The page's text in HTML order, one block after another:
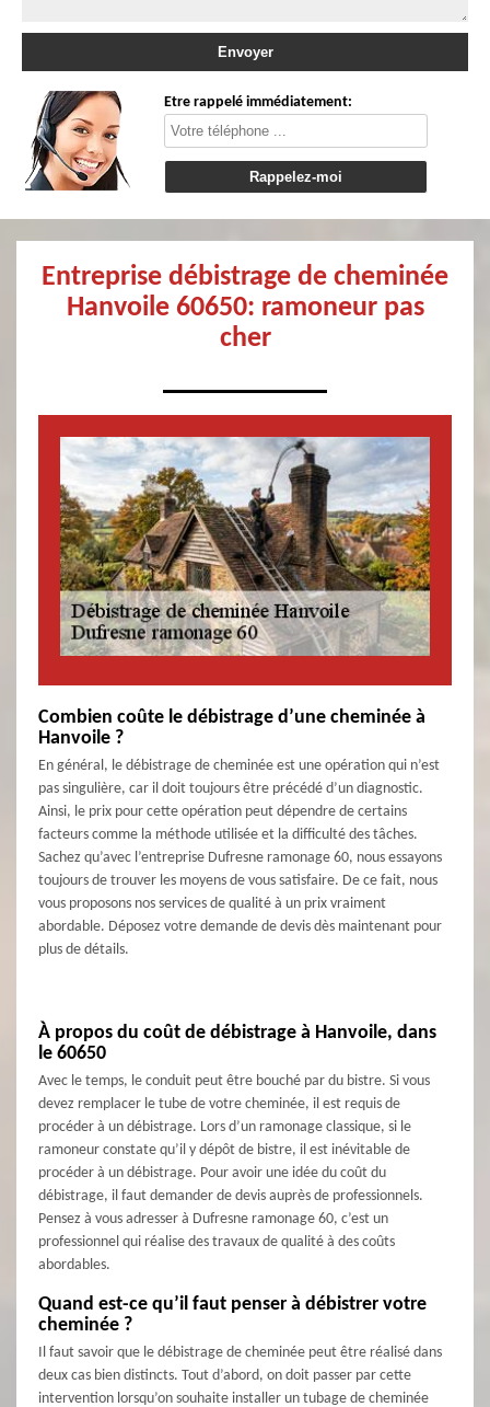
Etre rappelé immédiatement:
Entreprise débistrage de cheminée
Hanvoile 60650: ramoneur pas
cher
Combien coûte le débistrage d’une cheminée à
Hanvoile ?
En général, le débistrage de cheminée est une opération qui n’est
pas singulière, car il doit toujours être précédé d’un diagnostic.
Ainsi, le prix pour cette opération peut dépendre de certains
facteurs comme la méthode utilisée et la difficulté des tâches.
Sachez qu’avec l’entreprise Dufresne ramonage 60, nous essayons
toujours de trouver les moyens de vous satisfaire. De ce fait, nous
vous proposons nos services de qualité à un prix vraiment
abordable. Déposez votre demande de devis dès maintenant pour
plus de détails.
À propos du coût de débistrage à Hanvoile, dans
le 60650
Avec le temps, le conduit peut être bouché par du bistre. Si vous
devez remplacer le tube de votre cheminée, il est requis de
procéder à un débistrage. Lors d’un ramonage classique, si le
ramoneur constate qu’il y dépôt de bistre, il est inévitable de
procéder à un débistrage. Pour avoir une idée du coût du
débistrage, il faut demander de devis auprès de professionnels.
Pensez à vous adresser à Dufresne ramonage 60, c’est un
professionnel qui réalise des travaux de qualité à des coûts
abordables.
Quand est-ce qu’il faut penser à débistrer votre
cheminée ?
Il faut savoir que le débistrage de cheminée peut être réalisé dans
deux cas bien distincts. Tout d’abord, on doit passer par cette
intervention lorsqu’on souhaite installer un tubage de cheminée